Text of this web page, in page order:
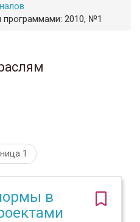
программами: 2010, №1
1
в